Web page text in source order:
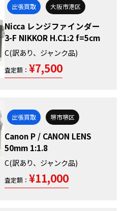
出張買取 大阪市港区
Nicca レンジファインダー
3-F NIKKOR H.C1:2 f=5cm
C(訳あり、ジャンク品)
査定額： ¥7,500
出張買取 堺市堺区
Canon P / CANON LENS
50mm 1:1.8
C(訳あり、ジャンク品)
査定額： ¥11,000